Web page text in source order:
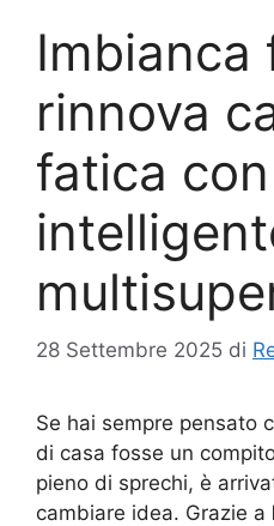
Imbianca
rinnova
fatica
28 Settembre 2025 di
Se hai sempre pensato
di casa fosse un
pieno di sprechi, è
cambiare idea. Grazie a